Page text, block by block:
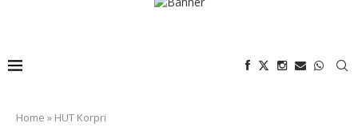
Home » HUT Korpri